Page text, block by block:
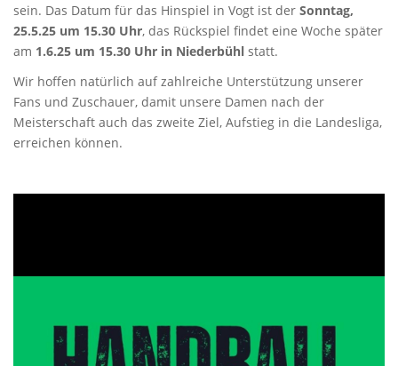
sein. Das Datum für das Hinspiel in Vogt ist der Sonntag,
25.5.25 um 15.30 Uhr, das Rückspiel findet eine Woche später
am 1.6.25 um 15.30 Uhr in Niederbühl statt.
Wir hoffen natürlich auf zahlreiche Unterstützung unserer
Fans und Zuschauer, damit unsere Damen nach der
Meisterschaft auch das zweite Ziel, Aufstieg in die Landesliga,
erreichen können.